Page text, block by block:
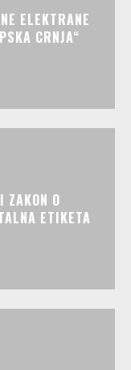
ELEKTRANE
CRNJA“
ZAKON O
ETIKETA